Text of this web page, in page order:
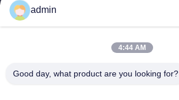
उत्पादों
हमसे संपर्क करें
स्टील मोनोपोल टावर
admin
4:44 AM
Good day, what product are you looking for?